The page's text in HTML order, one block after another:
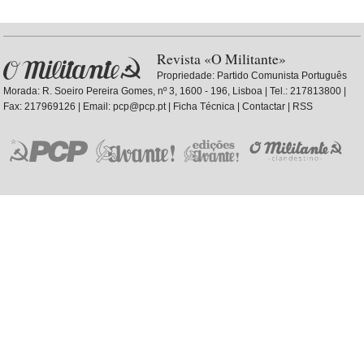
Revista «O Militante»
Propriedade: Partido Comunista Português
Morada: R. Soeiro Pereira Gomes, nº 3, 1600 - 196, Lisboa | Tel.: 217813800 |
Fax: 217969126 | Email: pcp@pcp.pt |
Ficha Técnica |Contactar RSS